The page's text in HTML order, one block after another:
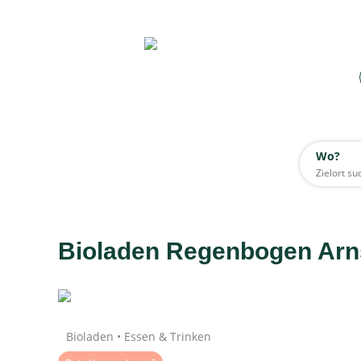
Wo?
Wo?
Daten werden geladen
Bioladen Regenbogen
Bioladen • Essen & Trinken